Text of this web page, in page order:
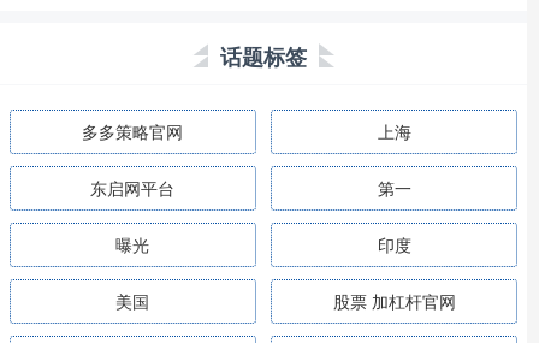
话题标签
多多策略官网 上海
东启网平台 第一
曝光 印度
美国 股票 加杠杆官网